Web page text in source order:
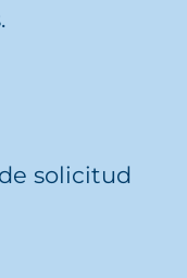
solicitud